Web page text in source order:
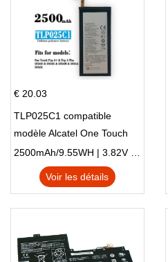
€ 20.03
TLP025C1 compatible
modèle Alcatel One Touch
Pop 4 Plus OT-5056D
2500mAh/9.55WH | 3.82V | Li-ion ...
Voir les détails